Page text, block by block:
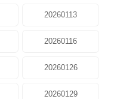
20260113
20260116
20260126
20260129